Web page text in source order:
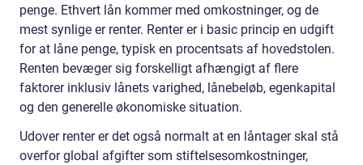
penge. Ethvert lån kommer med omkostninger, og de
mest synlige er renter. Renter er i basic princip en udgift
for at låne penge, typisk en procentsats af hovedstolen.
Renten bevæger sig forskelligt afhængigt af flere
faktorer inklusiv lånets varighed, lånebeløb, egenkapital
og den generelle økonomiske situation.
Udover renter er det også normalt at en låntager skal stå
overfor global afgifter som stiftelsesomkostninger,